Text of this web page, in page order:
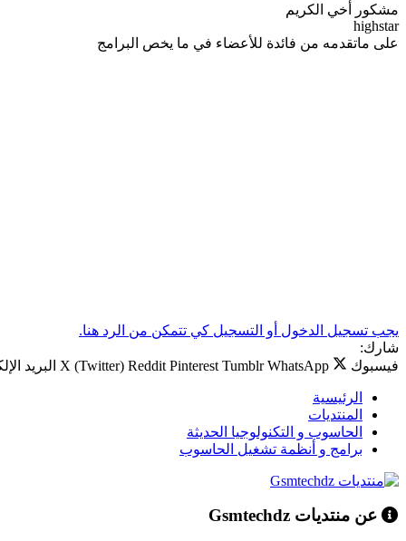
مشكور أخي الكريم
highstar
على ماتقدمه من فائدة للأعضاء في ما يخص البرامج
يجب تسجيل الدخول أو التسجيل كي تتمكن من الرد هنا.
شارك:
فيسبوك
X (Twitter) Reddit Pinterest Tumblr WhatsApp البريد
الرئيسية
المنتديات
الحاسوب و التكنولوجيا الحديثة
برامج و أنظمة تشغيل الحاسوب
عن منتديات Gsmtechdz